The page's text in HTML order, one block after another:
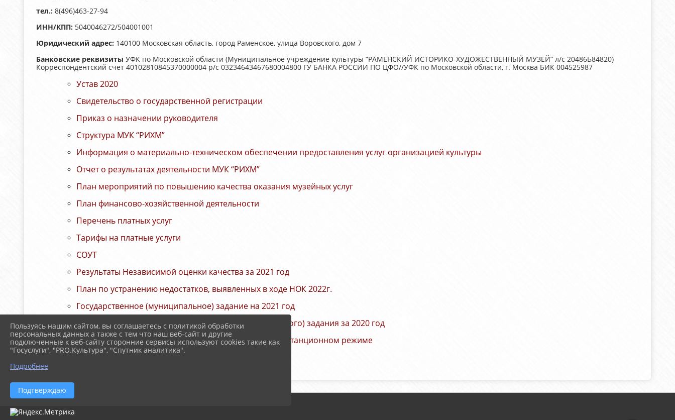
тел.: 8(496)463-27-94
ИНН/КПП: 5040046272/504001001
Юридический адрес: 140100 Московская область, город Раменское, улица Воровского, дом 7
Банковские реквизиты УФК по Московской области (Муниципальное учреждение культуры “РАМЕНСКИЙ ИСТОРИКО-ХУДОЖЕСТВЕННЫЙ МУЗЕЙ” л/с 20486Ь84820)
Корреспондентский счет 40102810845370000004 р/с 03234643467680004800 ГУ БАНКА РОССИИ ПО ЦФО//УФК по Московской области, г. Москва БИК 004525987
Устав 2020
Свидетельство о государственной регистрации
Приказ о назначении руководителя
Структура МУК “РИХМ”
Информация о материально-техническом обеспечении предоставления услуг организацией культуры
Отчет о результатах деятельности МУК “РИХМ”
План мероприятий по повышению качества оказания музейных услуг
План финансово-хозяйственной деятельности
Перечень платных услуг
Тарифы на платные услуги
СОУТ
Результаты Независимой оценки качества за 2021 год
План по устранению недостатков, выявленных в ходе НОК 2022г.
Государственное (муниципальное) задание на 2021 год
Отчет о выполнении государственного (муниципального) задания за 2020 год
Положение о порядке оказания услуг МУК РИХМ в дистанционном режиме
Регламент предоставления услуги
Пользуясь нашим сайтом, вы соглашаетесь с политикой обработки
персональных данных а также с тем что наш веб-сайт и другие
подключенные к веб-сайту сторонние сервисы используют cookies такие как
"Госуслуги", "PRO.Культура", "Спутник аналитика".
Подробнее
Подтверждаю